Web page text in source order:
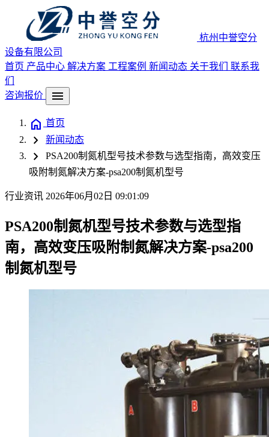
杭州中誉空分
设备有限公司
首页 产品中心 解决方案 工程案例 新闻动态 关于我们 联系我
们
咨询报价
menu
home 首页
chevron_right 新闻动态
chevron_right
PSA200制氮机型号技术参数与选型指南，高效变压
吸附制氮解决方案-psa200制氮机型号
行业资讯 2026年06月02日 09:01:09
PSA200制氮机型号技术参数与选型指
南，高效变压吸附制氮解决方案-psa200
制氮机型号